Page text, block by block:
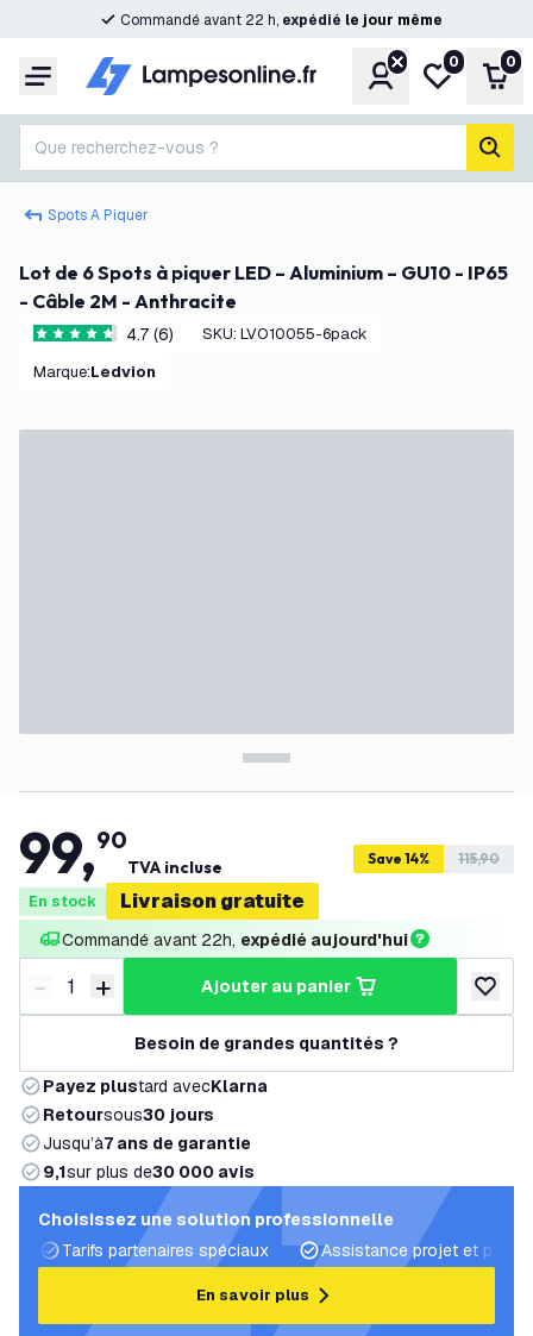
Commandé avant 22 h, expédié le jour même
Menu CompteMa liste de
0 0
Que recherchez-vous ?
Spots A Piquer
Lot de 6 Spots à piquer LED – Aluminium – GU10 - IP65
- Câble 2M - Anthracite
4.7 étoiles de notation
4.7 (6) SKU: LVO10055-6pack
Marque: Ledvion
99,90
TVA incluse Save 14% 115,90
En stock Livraison gratuite
Commandé avant 22h, expédié aujourd'hui
Diminuer la quantité
- Augmenter la quantité
+ ajouter au panier
Besoin de grandes quantités ?
Payez plustard avecKlarna
Retoursous30 jours
Jusqu’à7 ans de garantie
9,1sur plus de30 000 avis
Choisissez une solution professionnelle
Tarifs partenaires spéciaux
Assistance projet et plans
En savoir plus